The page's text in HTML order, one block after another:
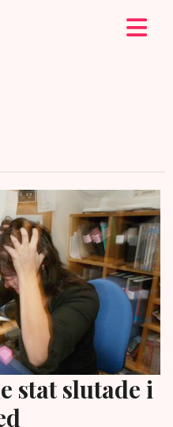
stat slutade i